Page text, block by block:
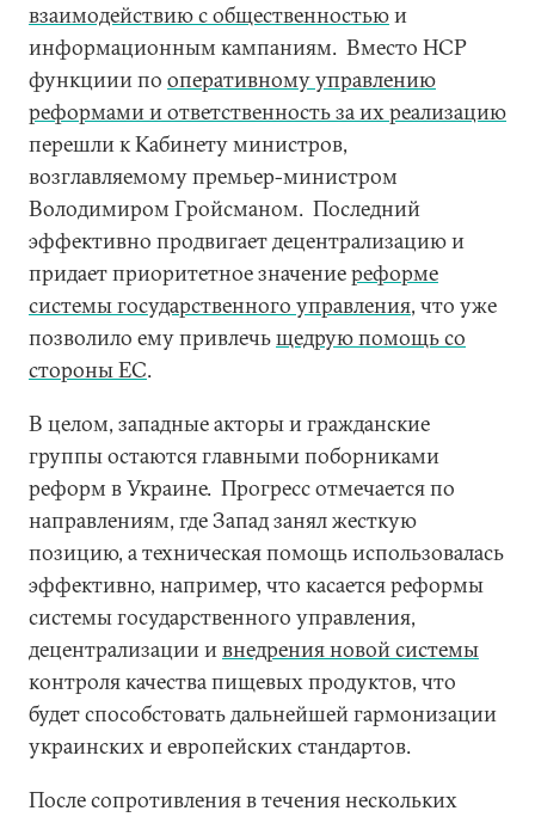
взаимодействию с общественностьюи
информационным кампаниям. Вместо НСР
функциии по оперативному управлению
реформами и ответственность за их реализацию
перешли к Кабинету министров,
возглавляемому премьер-министром
Володимиром Гройсманом. Последний
эффективно продвигает децентрализацию и
придает приоритетное значениереформе
системы государственного управления, что уже
позволило ему привлечьщедрую помощь со
стороны ЕС.
В целом, западные акторы и гражданские
группы остаются главными поборниками
реформ в Украине. Прогресс отмечается по
направлениям, где Запад занял жесткую
позицию, а техническая помощь использовалась
эффективно, например, что касается реформы
системы государственного управления,
децентрализации ивнедрения новой системы
контроля качества пищевых продуктов, что
будет способстовать дальнейшей гармонизации
украинских и европейских стандартов.
После сопротивления в течения нескольких